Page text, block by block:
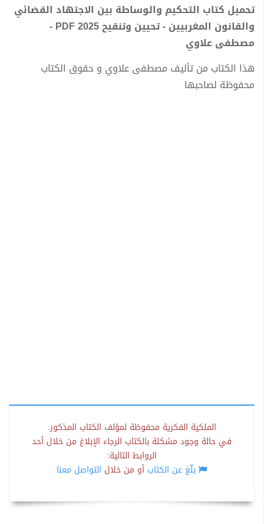
تحميل كتاب التحكيم والوساطة بين الاجتهاد القضائي
والقانون المغربيين - تحيين وتنقيح 2025 PDF -
مصطفى علاوي
هذا الكتاب من تأليف مصطفى علاوي و حقوق الكتاب
محفوظة لصاحبها
الملكية الفكرية محفوظة لمؤلف الكتاب المذكور.
في حالة وجود مشكلة بالكتاب الرجاء الإبلاغ من خلال أحد
الروابط التالية:
بلّغ عن الكتاب أو من خلال التواصل معنا